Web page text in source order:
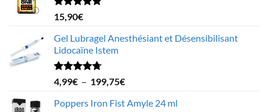
Note4.78
sur 5
15,90€
Gel Lubragel Anesthésiant et Désensibilisant
Lidocaïne Istem
Note4.70
sur 5
4,99€ – 199,75€Plage
prix :
Poppers Iron Fist Amyle 24 ml